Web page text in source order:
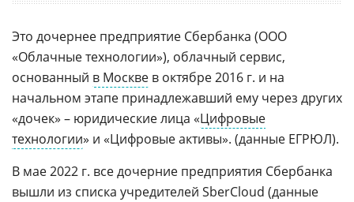
Это дочернее предприятие Сбербанка (ООО
«Облачные технологии»), облачный сервис,
основанный в Москве в октябре 2016 г. и на
начальном этапе принадлежавший ему через других
«дочек» – юридические лица «Цифровые
технологии» и «Цифровые активы». (данные ЕГРЮЛ).
В мае 2022 г. все дочерние предприятия Сбербанка
вышли из списка учредителей SberCloud (данные